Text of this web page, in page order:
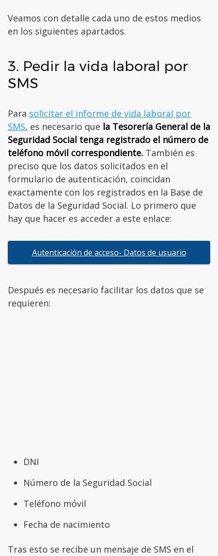
Veamos con detalle cada uno de estos medios
en los siguientes apartados.
3. Pedir la vida laboral por
SMS
Para solicitar el informe de vida laboral por
SMS, es necesario que la Tesorería General de la
Seguridad Social tenga registrado el número de
teléfono móvil correspondiente. También es
preciso que los datos solicitados en el
formulario de autenticación, coincidan
exactamente con los registrados en la Base de
Datos de la Seguridad Social. Lo primero que
hay que hacer es acceder a este enlace:
Autenticación de acceso- Datos de usuario
Después es necesario facilitar los datos que se
requieren:
DNI
Número de la Seguridad Social
Teléfono móvil
Fecha de nacimiento
Tras esto se recibe un mensaje de SMS en el